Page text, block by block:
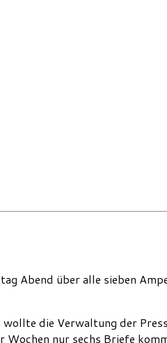
Abend über alle sieben
die Verwaltung der
nur sechs Briefe